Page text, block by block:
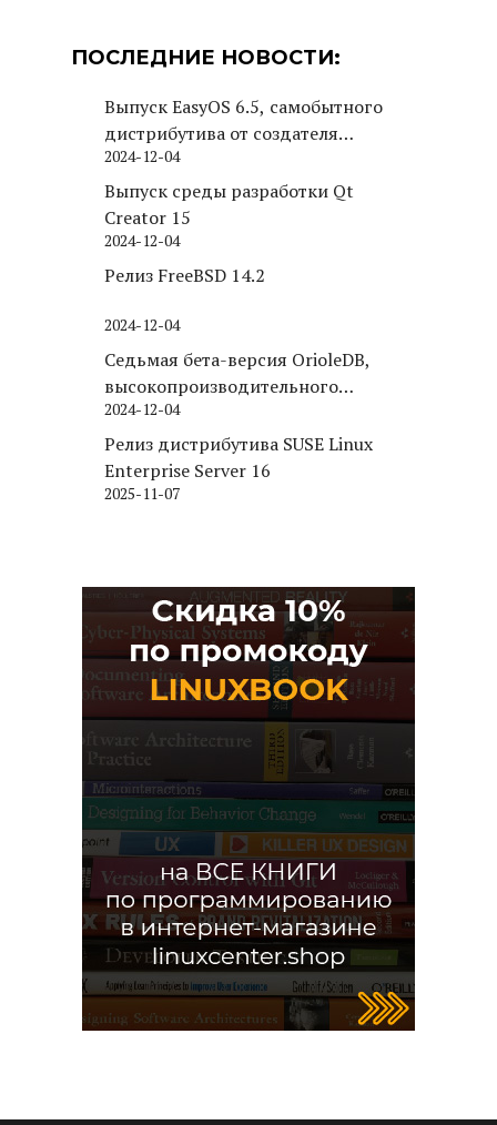
ПОСЛЕДНИЕ НОВОСТИ:
Выпуск EasyOS 6.5, самобытного
дистрибутива от создателя
Puppy Linux
2024-12-04
Выпуск среды разработки Qt
Creator 15
2024-12-04
Релиз FreeBSD 14.2
2024-12-04
Седьмая бета-версия OrioleDB,
высокопроизводительного
движка хранения для PostgreSQL
2024-12-04
Релиз дистрибутива SUSE Linux
Enterprise Server 16
2025-11-07